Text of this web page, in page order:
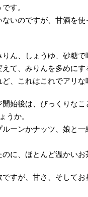
す。
いのですが、甘酒を
ん、しょうゆ、砂糖
て、みりんを多めにす
、これはこれでアリな
始後は、びっくりなこ
うか。
ーンかナッツ、娘と一
に、ほとんど温かいお
すが、甘さ、そして